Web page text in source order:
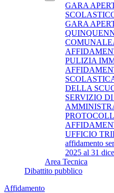
GARA
GARA
PULIZIA
DELLA
SERVIZIO
UFFICIO
affidamento
2025 al 31
Area Tecnica
Dibattito pubblico
Affidamento